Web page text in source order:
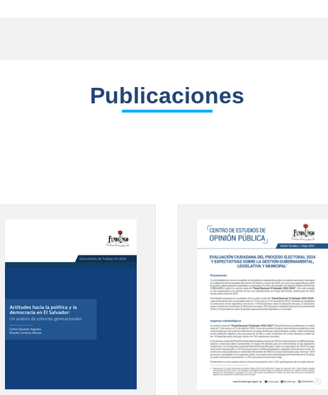
Publicaciones